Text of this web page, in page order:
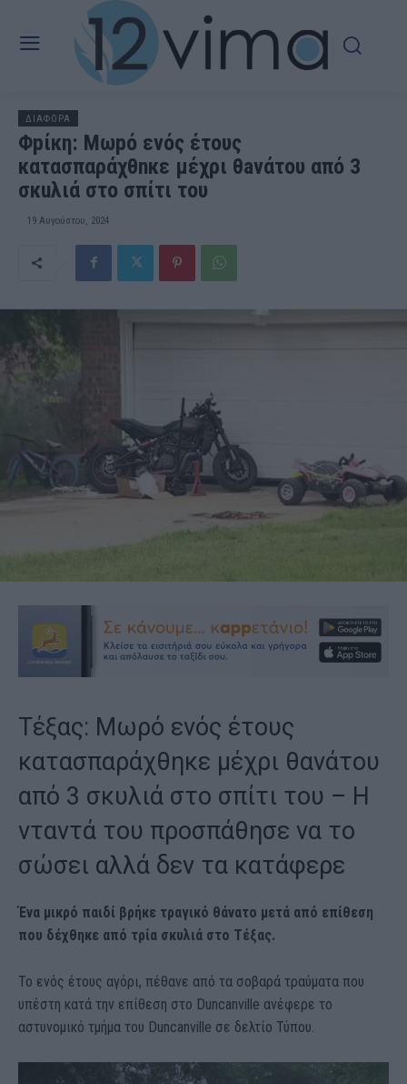
ΔΙΑΦΟΡΑ
Φpίκη: Μωpό ενός έτους
κατασπαράχθnκε μέχρι θaνάτου από 3
σκuλιά στο σπίτι του
19 Αυγούστου, 2024
Τέξας: Μωρό ενός έτους
κατασπαράχθηκε μέχρι θανάτου
από 3 σκυλιά στο σπίτι του – Η
νταντά του προσπάθησε να το
σώσει αλλά δεν τα κατάφερε
Ένα μικρό παιδί βρήκε τραγικό θάνατο μετά από επίθεση
που δέχθηκε από τρία σκυλιά στο Τέξας.
Το ενός έτους αγόρι, πέθανε από τα σοβαρά τραύματα που
υπέστη κατά την επίθεση στο Duncanville ανέφερε το
αστυνομικό τμήμα του Duncanville σε δελτίο Τύπου.